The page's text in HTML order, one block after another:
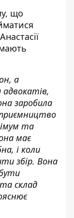
що
а
заробила
та
має
і коли
збір. Вона
склад